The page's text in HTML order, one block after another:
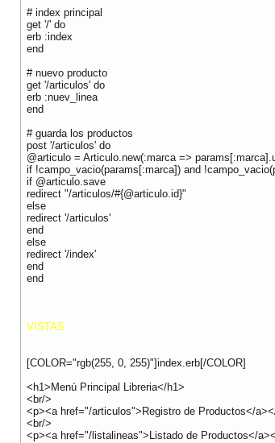
# index principal
get '/' do
erb :index
end
# nuevo producto
get '/articulos' do
erb :nuev_linea
end
# guarda los productos
post '/articulos' do
@articulo = Articulo.new(:marca =>
if !campo_vacio(params[:marca]) and
if @articulo.save
redirect "/articulos/#{@articulo.id}"
else
redirect '/articulos'
end
else
redirect '/index'
end
end
VISTAS
[COLOR="rgb(255, 0, 255)"]index.erb[/COLOR]
<h1>Menú Principal Libreria</h1>
<br/>
<p><a href="/articulos">Registro de Productos</
<br/>
<p><a href="/listalineas">Listado de Productos</